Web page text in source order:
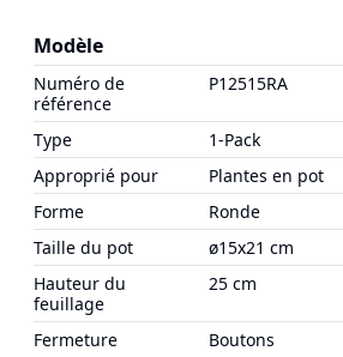
Modèle
Numéro de
référence
P12515RA
Type
1-Pack
Approprié pour
Plantes en pot
Forme
Ronde
Taille du pot
ø15x21 cm
Hauteur du
feuillage
25 cm
Fermeture
Boutons